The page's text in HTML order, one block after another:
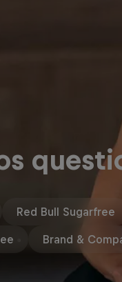
Red Bull Sugarfree
Brand &